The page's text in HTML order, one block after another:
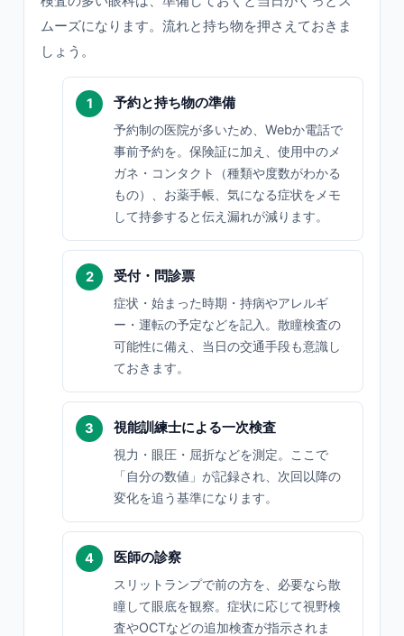
ムーズになります。流れと持ち物を押さえておきま
しょう。
予約と持ち物の準備
予約制の医院が多いため、Webか電話で
事前予約を。保険証に加え、使用中のメ
ガネ・コンタクト（種類や度数がわかる
もの）、お薬手帳、気になる症状をメモ
して持参すると伝え漏れが減ります。
受付・問診票
症状・始まった時期・持病やアレルギ
ー・運転の予定などを記入。散瞳検査の
可能性に備え、当日の交通手段も意識し
ておきます。
視能訓練士による一次検査
視力・眼圧・屈折などを測定。ここで
「自分の数値」が記録され、次回以降の
変化を追う基準になります。
医師の診察
スリットランプで前の方を、必要なら散
瞳して眼底を観察。症状に応じて視野検
査やOCTなどの追加検査が指示されま